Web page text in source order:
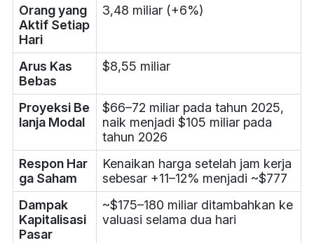
Orang yang
Aktif Setiap
Hari
3,48 miliar (+6%)
Arus Kas
Bebas
$8,55 miliar
Proyeksi Be
lanja Modal
$66–72 miliar pada tahun 2025,
naik menjadi $105 miliar pada
tahun 2026
Respon Har
ga Saham
Kenaikan harga setelah jam kerja
sebesar +11–12% menjadi ~$777
Dampak
Kapitalisasi
Pasar
~$175–180 miliar ditambahkan ke
valuasi selama dua hari